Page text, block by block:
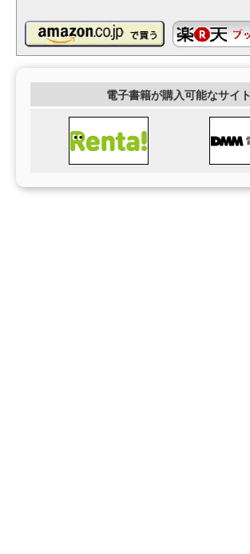
電子書籍が購入可能なサイト